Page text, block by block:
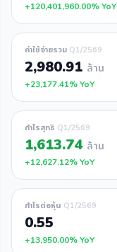
+120,401,960.00% YoY
ค่าใช้จ่ายรวม Q1/2569
2,980.91 ล้าน
+23,177.41% YoY
กำไรสุทธิ Q1/2569
1,613.74 ล้าน
+12,627.12% YoY
กำไรต่อหุ้น Q1/2569
0.55
+13,950.00% YoY